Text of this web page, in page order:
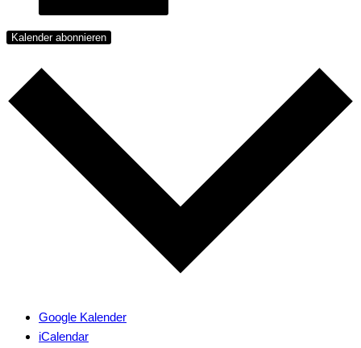
Kalender abonnieren
Google Kalender
iCalendar